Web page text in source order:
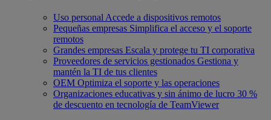
Uso personal Accede a dispositivos remotos
Pequeñas empresas Simplifica el acceso y el soporte
remotos
Grandes empresas Escala y protege tu TI corporativa
Proveedores de servicios gestionados Gestiona y
mantén la TI de tus clientes
OEM Optimiza el soporte y las operaciones
Organizaciones educativas y sin ánimo de lucro 30 %
de descuento en tecnología de TeamViewer